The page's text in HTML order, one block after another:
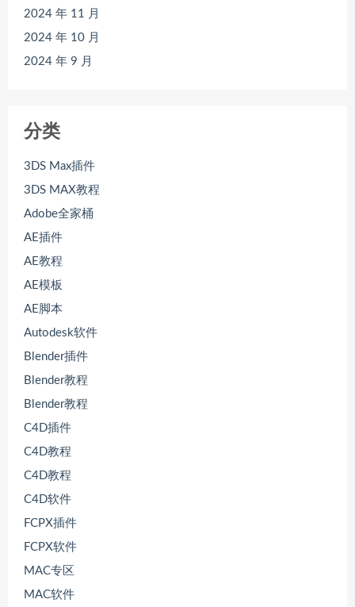
2024 年 11 月
2024 年 10 月
2024 年 9 月
分类
3DS Max插件
3DS MAX教程
Adobe全家桶
AE插件
AE教程
AE模板
AE脚本
Autodesk软件
Blender插件
Blender教程
Blender教程
C4D插件
C4D教程
C4D教程
C4D软件
FCPX插件
FCPX软件
MAC专区
MAC软件